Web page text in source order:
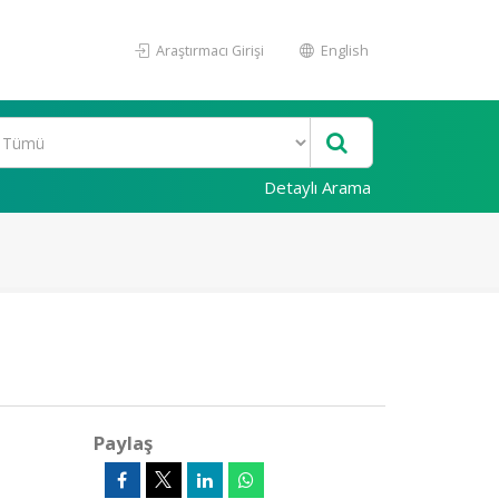
Araştırmacı Girişi English
Detaylı Arama
Paylaş